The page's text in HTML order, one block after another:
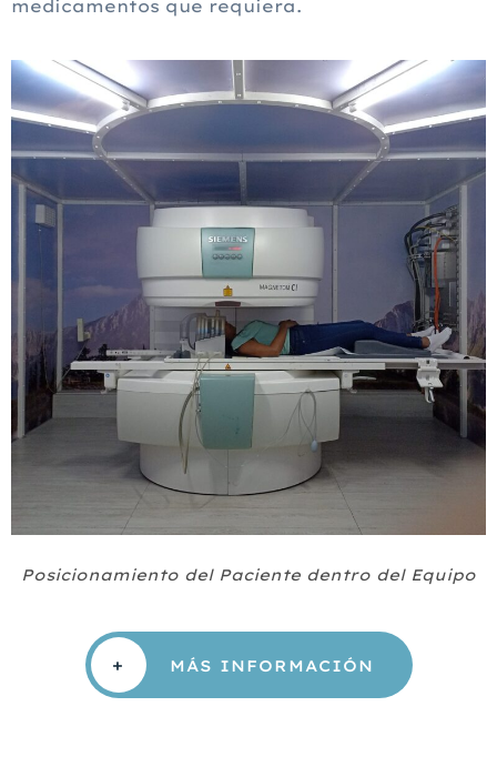
medicamentos que requiera.
Posicionamiento del Paciente dentro del Equipo
+ MÁS INFORMACIÓN